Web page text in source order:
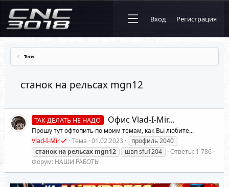
Вход Регистрация
Теги
станок на рельсах mgn12
ТАК ДЕЛАТЬ НЕ НАДО Офис Vlad-I-Mir...
Прошу тут офтопить по моим темам, как Вы любите...
Vlad-I-Mir
Тема 01.02.2023
профиль 2040
станок на рельсах mgn12 швп sfu1204
Ответы: 1 786
Форум: НАШИ РАБОТЫ